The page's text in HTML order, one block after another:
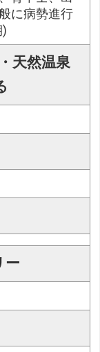
に病勢進行
天然温泉
ー